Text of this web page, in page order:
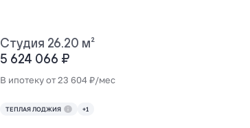
Студия 26.20 м²
5 624 066 ₽
В ипотеку от 23 604 ₽/мес
ТЕПЛАЯ ЛОДЖИЯ +1